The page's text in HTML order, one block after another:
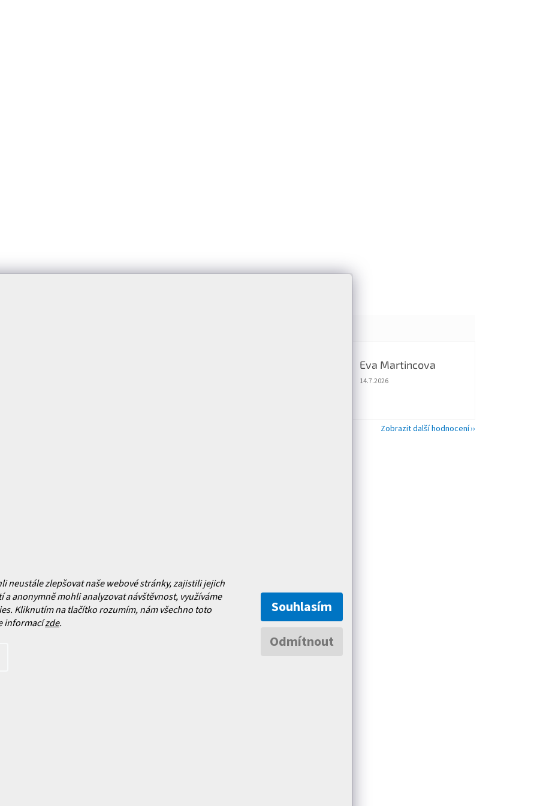
neustále zlepšovat naše webové stránky, zajistili jejich
a anonymně mohli analyzovat návštěvnost, využíváme
Kliknutím na tlačítko rozumím, nám všechno toto
informacízde.
Odmítnout
Souhlasím
Eva Martincova
Hodnocení obchodu je 5 z 5 hvězdiček.
14.7.2026
Zobrazit další hodnocení
platba
a reklamace zboží
podmínky
ochrany osobních údajů
Často kladené dotazy
produktech na našem e-
s